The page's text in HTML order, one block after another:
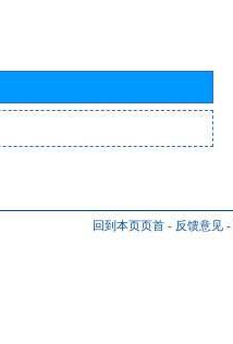
回到本页页首 - 反馈意见 -